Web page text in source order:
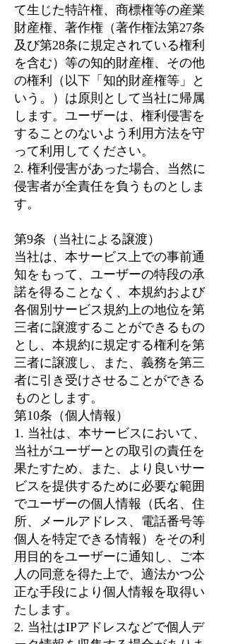
て生じた特許権、商標権等の産業
財産権、著作権（著作権法第27条
及び第28条に規定されている権利
を含む）等の知的財産権、その他
の権利（以下「知的財産権等」と
いう。）は原則として当社に帰属
します。ユーザーは、権利侵害を
することのないよう利用方法を守
って利用してください。
2. 権利侵害があった場合、当然に
侵害者が全責任を負うものとしま
す。
第9条（当社による譲渡）
当社は、本サービス上での事前通
知をもって、ユーザーの特段の承
諾を得ることなく、本規約および
各個別サービス規約上の地位を第
三者に譲渡することができるもの
とし、本規約に規定する権利を第
三者に譲渡し、また、義務を第三
者に引き受けさせることができる
ものとします。
第10条（個人情報）
1. 当社は、本サービスにおいて、
当社がユーザーとの取引の責任を
果たすため、また、より良いサー
ビスを提供するために必要な範囲
でユーザーの個人情報（氏名、住
所、メールアドレス、電話番号等
個人を特定できる情報）をその利
用目的をユーザーに通知し、ご本
人の同意を得た上で、適法かつ公
正な手段により個人情報を取得い
たします。
2. 当社はIPアドレスなどで個人デ